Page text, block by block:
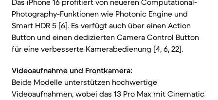
Das iPhone 16 profitiert von neueren Computational-
Photography-Funktionen wie Photonic Engine und
Smart HDR 5 [6]. Es verfügt auch über einen Action
Button und einen dedizierten Camera Control Button
für eine verbesserte Kamerabedienung [4, 6, 22].
Videoaufnahme und Frontkamera:
Beide Modelle unterstützen hochwertige
Videoaufnahmen, wobei das 13 Pro Max mit Cinematic